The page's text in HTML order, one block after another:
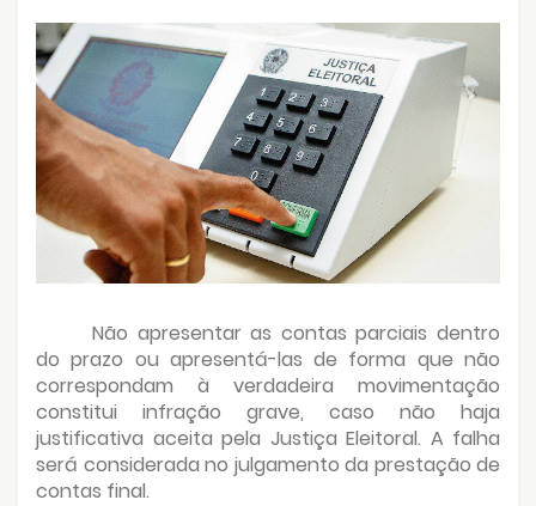
Não apresentar as contas parciais dentro
do prazo ou apresentá-las de forma que não
correspondam à verdadeira movimentação
constitui infração grave, caso não haja
justificativa aceita pela Justiça Eleitoral. A falha
será considerada no julgamento da prestação de
contas final.